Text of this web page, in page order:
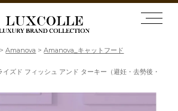
Amanova
Amanova_キャットフード
イズド フィッシュ アンド ターキー（避妊・去勢後・